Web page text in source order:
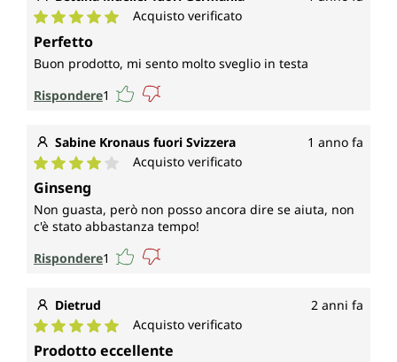
Valutazione media di 5 su 5 stelle
Acquisto verificato
Perfetto
Buon prodotto, mi sento molto sveglio in testa
Rispondere1
Sabine Kronaus fuori Svizzera 1 anno fa
Valutazione media di 4 su 5 stelle
Acquisto verificato
Ginseng
Non guasta, però non posso ancora dire se aiuta, non
c'è stato abbastanza tempo!
Rispondere1
Dietrud 2 anni fa
Valutazione media di 5 su 5 stelle
Acquisto verificato
Prodotto eccellente